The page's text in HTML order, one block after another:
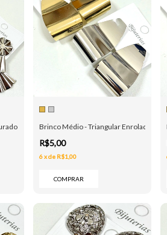
e PrataBrinco Médio - Triangular Enrolado -
R$5,00
6 xde R$1,00
COMPRAR